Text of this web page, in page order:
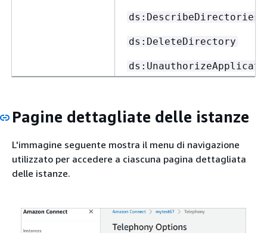
ds:DescribeDirectories
ds:DeleteDirectory
Pagine dettagliate delle istanze
L'immagine seguente mostra il menu di navigazione
utilizzato per accedere a ciascuna pagina dettagliata
delle istanze.